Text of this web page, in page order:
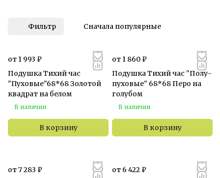
Фильтр Сначала популярные
от 1 993 ₽
Подушка Тихий час
"Пуховые"68*68 Золотой
квадрат на белом
В наличии
В корзину
от 1 860 ₽
Подушка Тихий час "Полу-
пуховые" 68*68 Перо на
голубом
В наличии
В корзину
от 7 283 ₽
от 6 422 ₽